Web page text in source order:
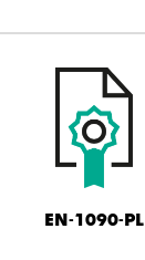
EN-1090-PL